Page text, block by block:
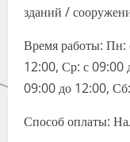
зданий /
Время работы:
12:00, Ср: с 09:00
09:00 до 12:00,
Способ оплаты: